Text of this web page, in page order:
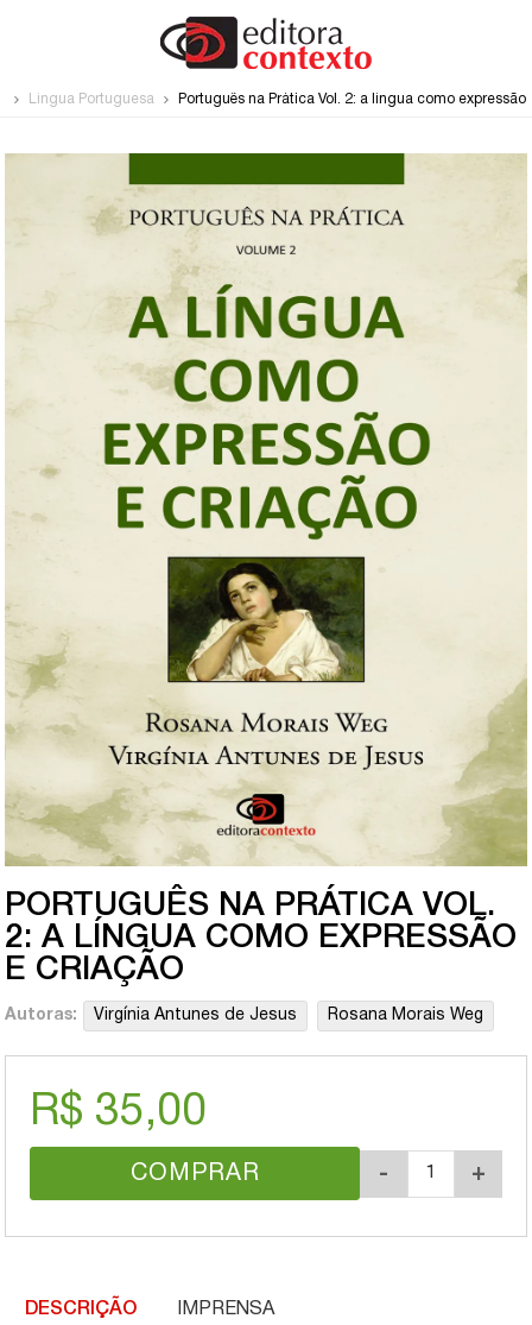
Língua Portuguesa Português na Prática Vol. 2: a língua como expressão
PORTUGUÊS NA PRÁTICA VOL.
2: A LÍNGUA COMO EXPRESSÃO
E CRIAÇÃO
Autoras: Virgínia Antunes de Jesus Rosana Morais Weg
R$ 35,00
COMPRAR - +
DESCRIÇÃO IMPRENSA